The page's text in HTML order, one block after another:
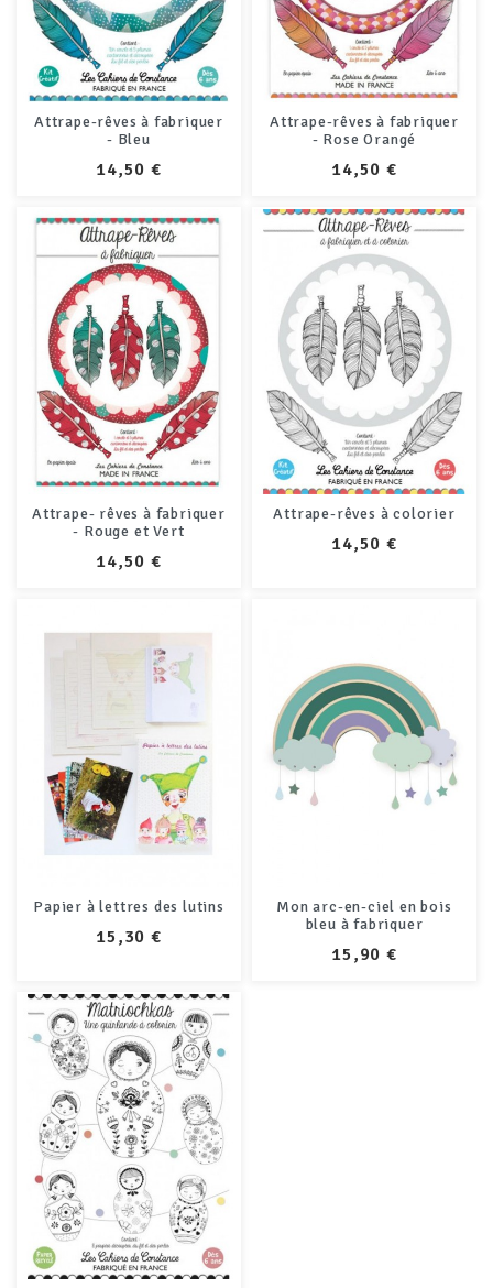
Attrape-rêves à fabriquer
- Bleu
PRIX
14,50 €
Attrape-rêves à fabriquer
- Rose Orangé
PRIX
14,50 €
Attrape- rêves à fabriquer
- Rouge et Vert
PRIX
14,50 €
Attrape-rêves à colorier
PRIX
14,50 €
Papier à lettres des lutins
PRIX
15,30 €
Mon arc-en-ciel en bois
bleu à fabriquer
PRIX
15,90 €